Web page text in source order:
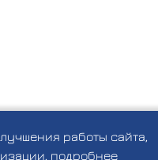
работы сайта,
подробнее